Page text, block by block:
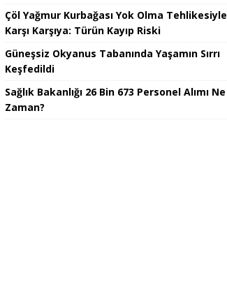
Çöl Yağmur Kurbağası Yok Olma Tehlikesiyle
Karşı Karşıya: Türün Kayıp Riski
Güneşsiz Okyanus Tabanında Yaşamın Sırrı
Keşfedildi
Sağlık Bakanlığı 26 Bin 673 Personel Alımı Ne
Zaman?